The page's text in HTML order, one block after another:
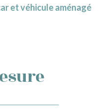
et véhicule aménagé